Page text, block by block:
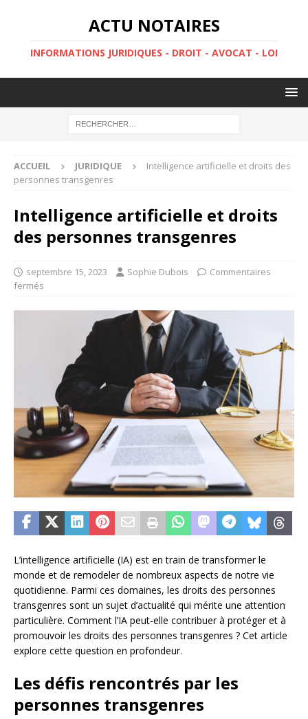
ACTU NOTAIRES
INFORMATIONS JURIDIQUES - DROIT - AVOCAT - LOI
ACCUEIL JURIDIQUE
Intelligence artificielle et droits des
personnes transgenres
Intelligence artificielle et droits
des personnes transgenres
septembre 15, 2023 Sophie Dubois
Commentaires
fermés
L’intelligence artificielle (IA) est en train de transformer le
monde et de remodeler de nombreux aspects de notre vie
quotidienne. Parmi ces domaines, les droits des personnes
transgenres sont un sujet d’actualité qui mérite une attention
particulière. Comment l’IA peut-elle contribuer à protéger et à
promouvoir les droits des personnes transgenres ? Cet article
explore cette question en profondeur.
Les défis rencontrés par les
personnes transgenres